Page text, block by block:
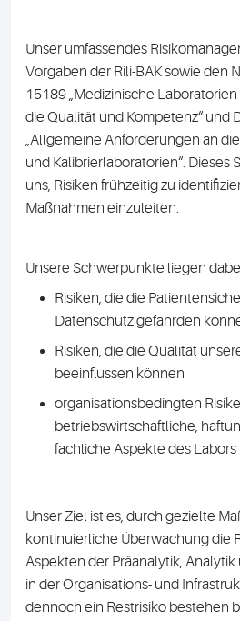
Unser umfassendes
Vorgaben der Rili-BÄK sowie den
15189 „Medizinische
die Qualität und Kompetenz“ und
„Allgemeine Anforderungen an
und Kalibrierlaboratorien“. Dieses
uns, Risiken frühzeitig zu
Maßnahmen einzuleiten.
Unsere Schwerpunkte liegen
Risiken, die die
Datenschutz gefährden
Risiken, die die Qualität
beeinflussen können
organisationsbedingten
betriebswirtschaftliche,
fachliche Aspekte des
Unser Ziel ist es, durch gezielte
kontinuierliche Überwachung die
Aspekten der Präanalytik,
in der Organisations- und
dennoch ein Restrisiko bestehen